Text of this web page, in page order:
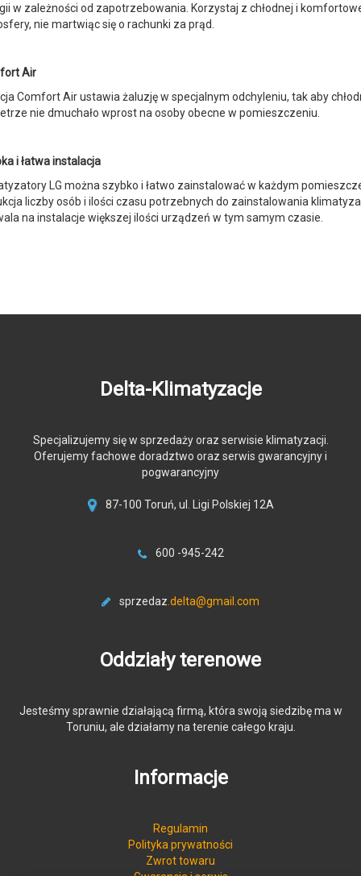
w zależności od zapotrzebowania. Korzystaj z chłodnej i
nie martwiąc się o rachunki za prąd.
Air
Comfort Air ustawia żaluzję w specjalnym odchyleniu, tak aby
nie dmuchało wprost na osoby obecne w pomieszczeniu.
i łatwa instalacja
LG można szybko i łatwo zainstalować w każdym
liczby osób i ilości czasu potrzebnych do zainstalowania
na instalacje większej ilości urządzeń w tym samym czasie.
Delta-Klimatyzacje
Specjalizujemy się w sprzedaży oraz serwisie klimatyzacji.
Oferujemy fachowe doradztwo oraz serwis gwarancyjny i
pogwarancyjny
87-100 Toruń, ul. Ligi Polskiej 12A
600 -945-242
sprzedaz .delta@gmail.com
Oddziały terenowe
Jesteśmy sprawnie działającą firmą, która swoją siedzibę ma w
Toruniu, ale działamy na terenie całego kraju.
Informacje
Regulamin
Polityka prywatności
Zwrot towaru